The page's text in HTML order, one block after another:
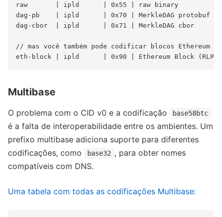
raw       | ipld      | 0x55 | raw binary
dag-pb    | ipld      | 0x70 | MerkleDAG protobuf
dag-cbor  | ipld      | 0x71 | MerkleDAG cbor
// mas você também pode codificar blocos Ethereum
Multibase
O problema com o CID v0 e a codificação base58btc
é a falta de interoperabilidade entre os ambientes. Um
prefixo multibase adiciona suporte para diferentes
codificações, como
base32 , para obter nomes
compatíveis com DNS.
Uma tabela com todas as codificações Multibase: